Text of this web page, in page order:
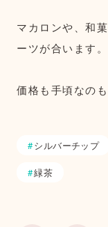
マカロンや、和
ーツが合います。
価格も手頃なの
シルバーチップ
緑茶